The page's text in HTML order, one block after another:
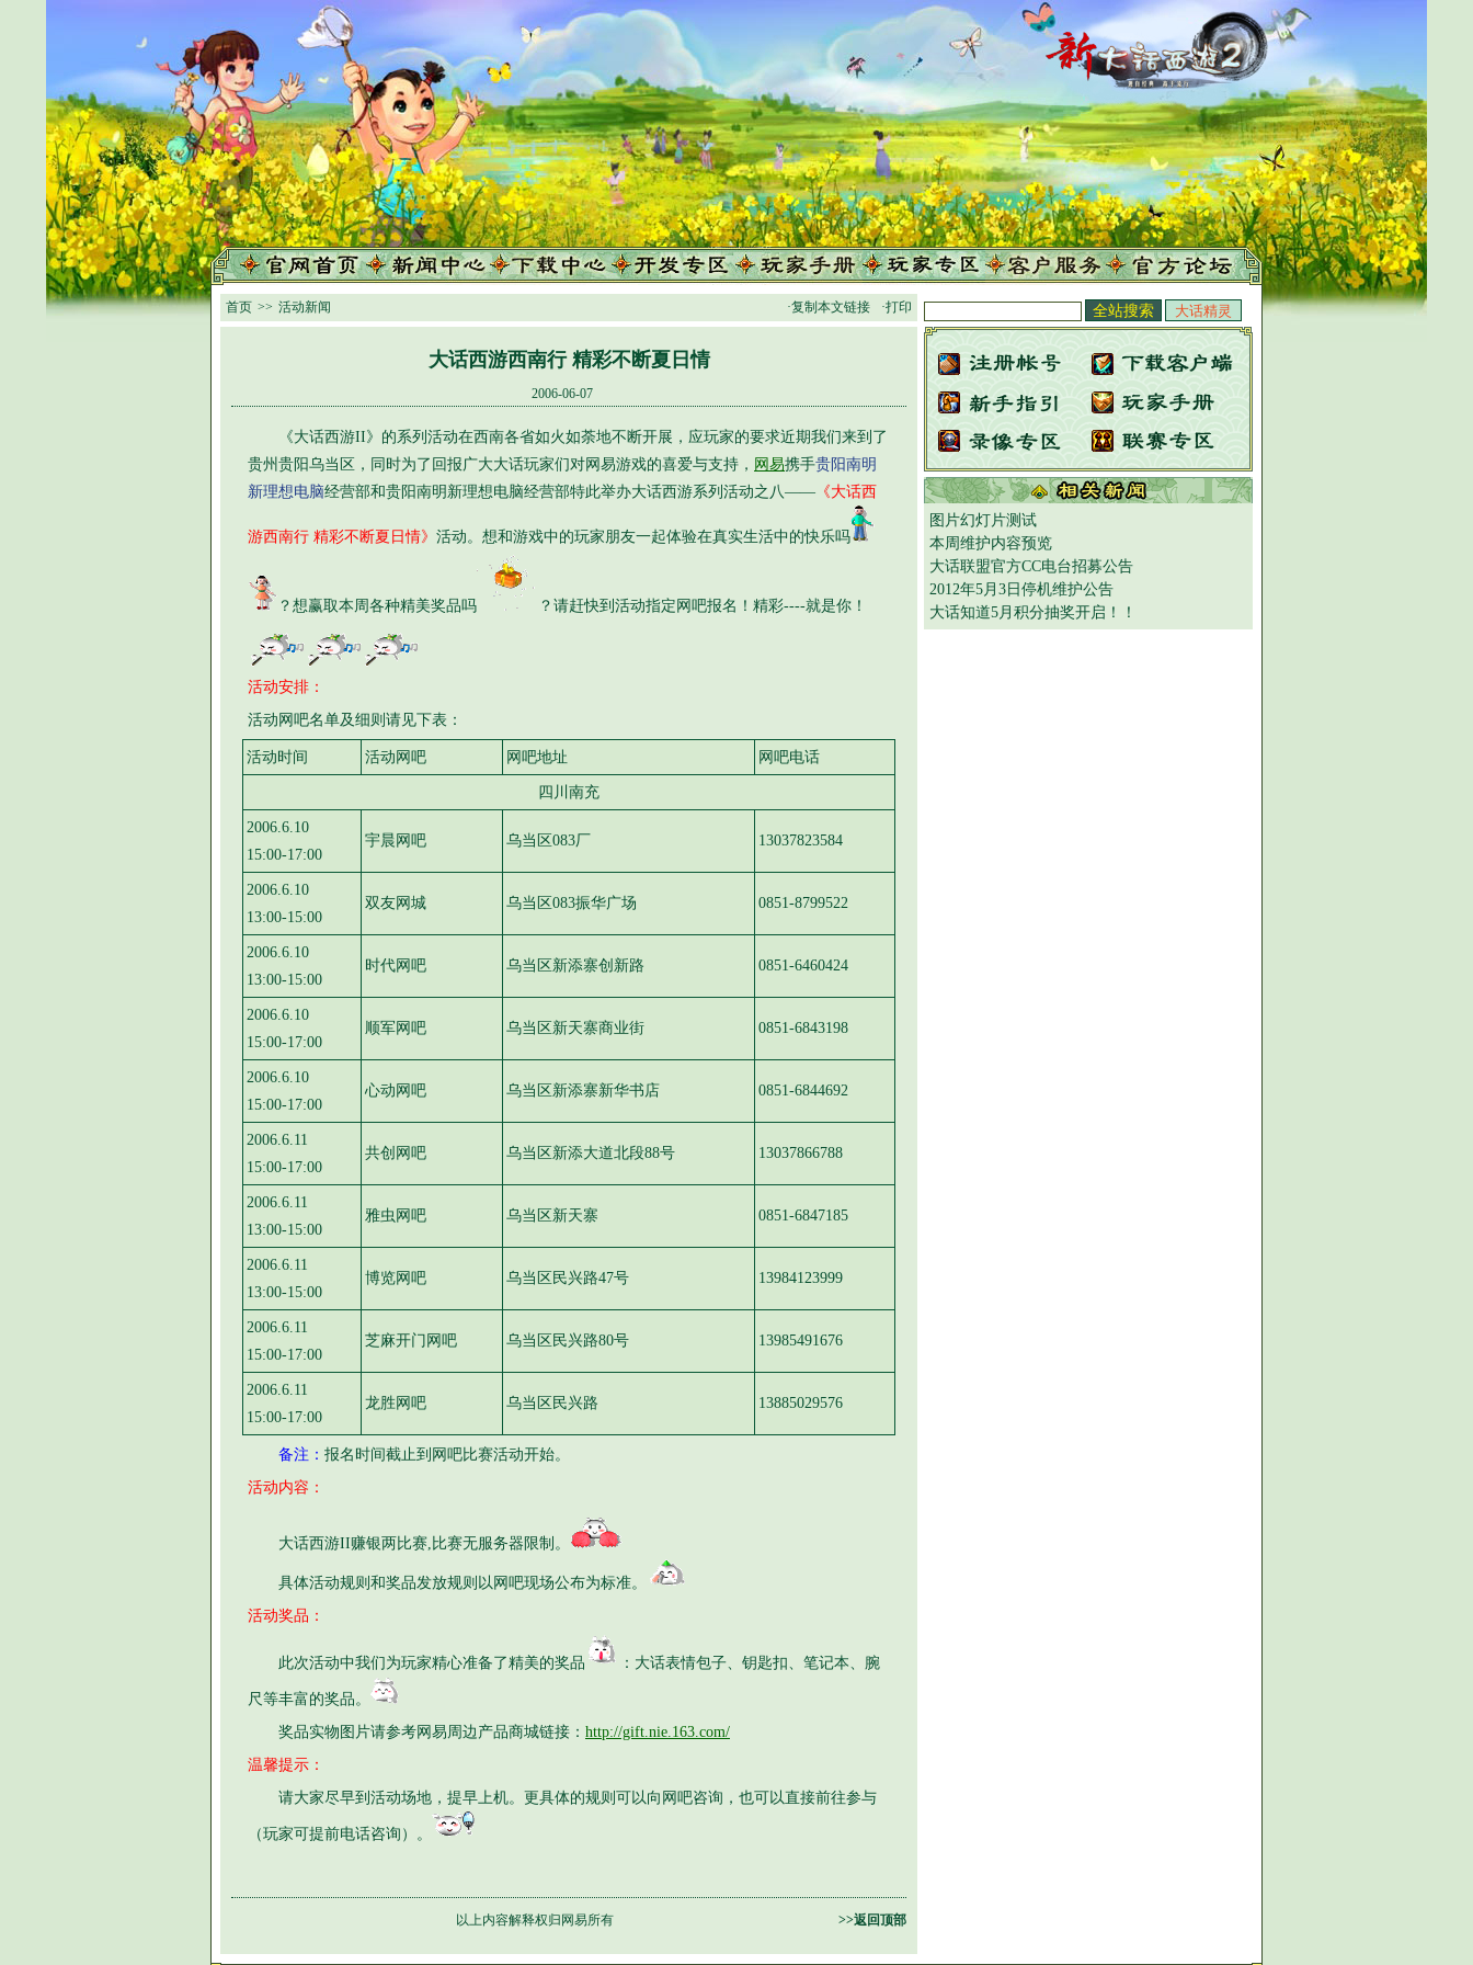
·复制本文链接 ·打印
首页 >> 活动新闻
图片幻灯片测试
本周维护内容预览
大话联盟官方CC电台招募公告
2012年5月3日停机维护公告
大话知道5月积分抽奖开启！！
大话西游西南行 精彩不断夏日情
2006-06-07
《大话西游II》的系列活动在西南各省如火如荼地不断开展，应玩家的要求近期我们来到了
贵州贵阳乌当区，同时为了回报广大大话玩家们对网易游戏的喜爱与支持， 网易携手贵阳南明
新理想电脑经营部和贵阳南明新理想电脑经营部特此举办大话西游系列活动之八—— 《大话西
游西南行 精彩不断夏日情》 活动。想和游戏中的玩家朋友一起体验在真实生活中的快乐吗
？想赢取本周各种精美奖品吗 ？请赶快到活动指定网吧报名！精彩----就是你！
活动安排：
活动网吧名单及细则请见下表：
活动时间 活动网吧 网吧地址 网吧电话
四川南充
2006.6.10
15:00-17:00
宇晨网吧 乌当区083厂 13037823584
2006.6.10
13:00-15:00
双友网城 乌当区083振华广场 0851-8799522
2006.6.10
13:00-15:00
时代网吧 乌当区新添寨创新路 0851-6460424
2006.6.10
15:00-17:00
顺军网吧 乌当区新天寨商业街 0851-6843198
2006.6.10
15:00-17:00
心动网吧 乌当区新添寨新华书店 0851-6844692
2006.6.11
15:00-17:00
共创网吧 乌当区新添大道北段88号 13037866788
2006.6.11
13:00-15:00
雅虫网吧 乌当区新天寨 0851-6847185
2006.6.11
13:00-15:00
博览网吧 乌当区民兴路47号 13984123999
2006.6.11
15:00-17:00
芝麻开门网吧 乌当区民兴路80号 13985491676
2006.6.11
15:00-17:00
龙胜网吧 乌当区民兴路 13885029576
备注： 报名时间截止到网吧比赛活动开始。
活动内容：
大话西游II赚银两比赛,比赛无服务器限制。
具体活动规则和奖品发放规则以网吧现场公布为标准。
活动奖品：
此次活动中我们为玩家精心准备了精美的奖品 ：大话表情包子、钥匙扣、笔记本、腕
尺等丰富的奖品。
奖品实物图片请参考网易周边产品商城链接： http://gift.nie.163.com/
温馨提示：
请大家尽早到活动场地，提早上机。更具体的规则可以向网吧咨询，也可以直接前往参与
（玩家可提前电话咨询）。
>>返回顶部
以上内容解释权归网易所有